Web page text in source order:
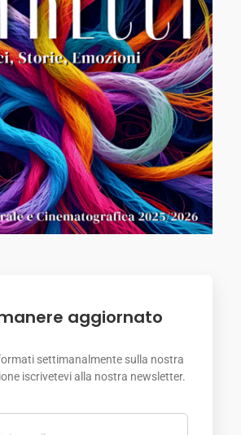
aggiornato
settimanalmente sulla nostra
iscrivetevi alla nostra newsletter.